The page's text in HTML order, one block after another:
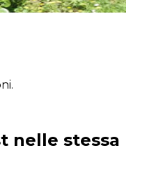
nelle stessa